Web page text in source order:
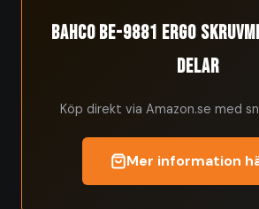
Bahco BE-9881 Ergo
delar
Köp direkt via Amazon.se med
Mer information